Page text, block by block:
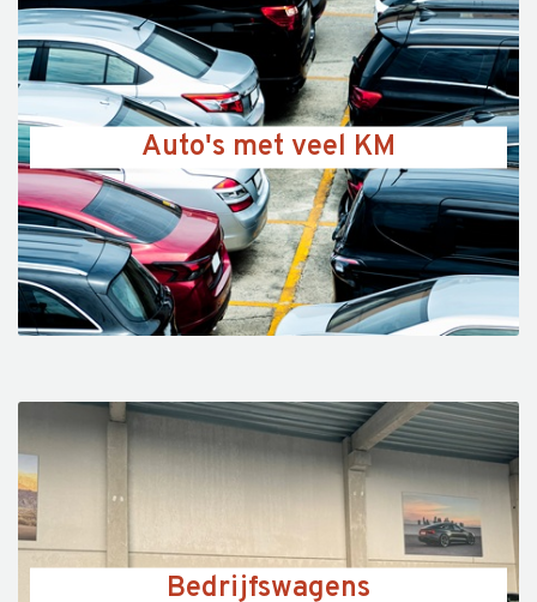
Auto's met veel KM
Bedrijfswagens